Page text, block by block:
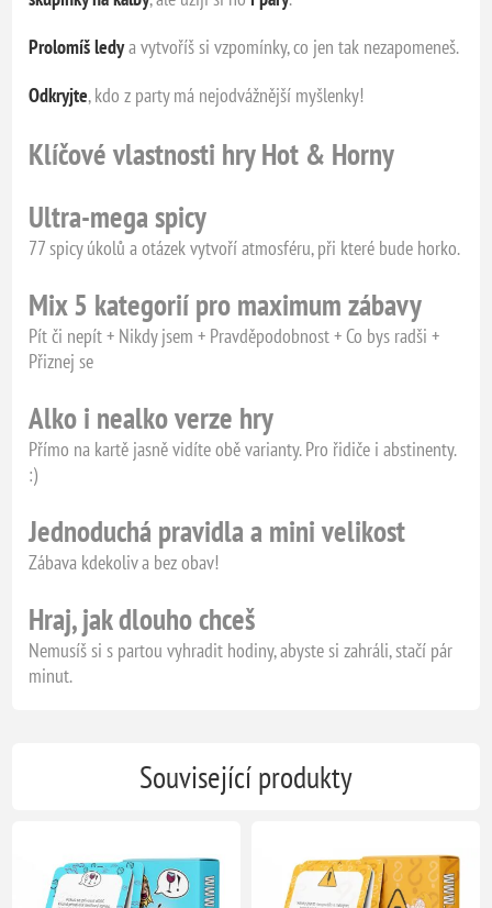
Prolomíš ledya vytvoříš si vzpomínky, co jen tak nezapomeneš.
Odkryjte, kdo z party má nejodvážnější myšlenky!
Klíčové vlastnosti hry Hot & Horny
Ultra-mega spicy
77 spicy úkolů a otázek vytvoří atmosféru, při které bude horko.
Mix 5 kategorií pro maximum zábavy
Pít či nepít + Nikdy jsem + Pravděpodobnost + Co bys radši +
Přiznej se
Alko i nealko verze hry
Přímo na kartě jasně vidíte obě varianty. Pro řidiče i abstinenty.
:)
Jednoduchá pravidla a mini velikost
Zábava kdekoliv a bez obav!
Hraj, jak dlouho chceš
Nemusíš si s partou vyhradit hodiny, abyste si zahráli, stačí pár
minut.
Související produkty